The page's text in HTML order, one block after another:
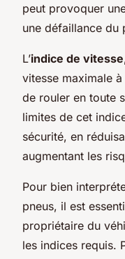
peut provoquer
une défaillance du
L’indice de vitesse
vitesse maximale
de rouler en toute
limites de cet
sécurité, en
augmentant les
Pour bien
pneus, il est
propriétaire du
les indices requis.